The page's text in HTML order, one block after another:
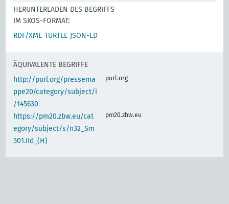
HERUNTERLADEN DES BEGRIFFS
IM SKOS-FORMAT:
RDF/XML TURTLE JSON-LD
ÄQUIVALENTE BEGRIFFE
http://purl.org/pressema
ppe20/category/subject/i
/145630
purl.org
https://pm20.zbw.eu/cat
egory/subject/s/n32_Sm
501.IId_(H)
pm20.zbw.eu